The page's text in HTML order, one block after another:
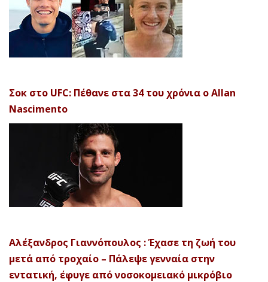
Σοκ στο UFC: Πέθανε στα 34 του χρόνια ο Allan
Nascimento
Αλέξανδρος Γιαννόπουλος : Έχασε τη ζωή του
μετά από τροχαίο – Πάλεψε γενναία στην
εντατική, έφυγε από νοσοκομειακό μικρόβιο